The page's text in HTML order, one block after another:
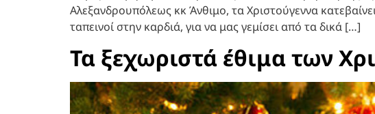
Αλεξανδρουπόλεως κκ Άνθιμο, τα Χριστούγεννα
ταπεινοί στην καρδιά, για να μας γεμίσει από τα δικά […]
Τα ξεχωριστά έθιμα των